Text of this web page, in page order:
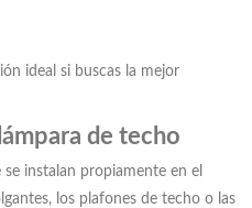
ideal si buscas la mejor
de techo
instalan propiamente en el
los plafones de techo o las